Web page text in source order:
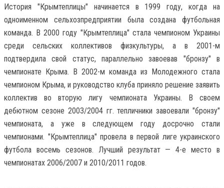
История "Крымтеплицы" начинается в 1999 году, когда на
одноименном сельхозпредприятии была создана футбольная
команда. В 2000 году "Крымтеплица" стала чемпионом Украины
среди сельских коллективов физкультуры, а в 2001-м
подтвердила свой статус, параллельно завоевав "бронзу" в
чемпионате Крыма. В 2002-м команда из Молодежного стала
чемпионом Крыма, и руководство клуба приняло решение заявить
коллектив во вторую лигу чемпионата Украины. В своем
дебютном сезоне 2003/2004 гг. тепличники завоевали "бронзу"
чемпионата, а уже в следующем году досрочно стали
чемпионами. "Крымтеплица" провела в первой лиге украинского
футбола восемь сезонов. Лучший результат — 4-е место в
чемпионатах 2006/2007 и 2010/2011 годов.